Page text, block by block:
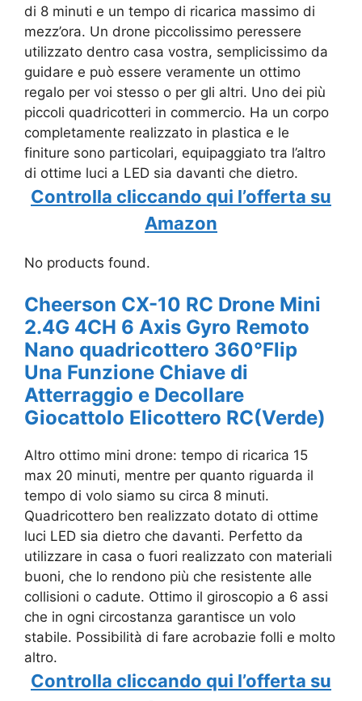
di 8 minuti e un tempo di ricarica massimo di
mezz’ora. Un drone piccolissimo peressere
utilizzato dentro casa vostra, semplicissimo da
guidare e può essere veramente un ottimo
regalo per voi stesso o per gli altri. Uno dei più
piccoli quadricotteri in commercio. Ha un corpo
completamente realizzato in plastica e le
finiture sono particolari, equipaggiato tra l’altro
di ottime luci a LED sia davanti che dietro.
Controlla cliccando qui l’offerta su
Amazon
No products found.
Cheerson CX-10 RC Drone Mini
2.4G 4CH 6 Axis Gyro Remoto
Nano quadricottero 360°Flip
Una Funzione Chiave di
Atterraggio e Decollare
Giocattolo Elicottero RC(Verde)
Altro ottimo mini drone: tempo di ricarica 15
max 20 minuti, mentre per quanto riguarda il
tempo di volo siamo su circa 8 minuti.
Quadricottero ben realizzato dotato di ottime
luci LED sia dietro che davanti. Perfetto da
utilizzare in casa o fuori realizzato con materiali
buoni, che lo rendono più che resistente alle
collisioni o cadute. Ottimo il giroscopio a 6 assi
che in ogni circostanza garantisce un volo
stabile. Possibilità di fare acrobazie folli e molto
altro.
Controlla cliccando qui l’offerta su